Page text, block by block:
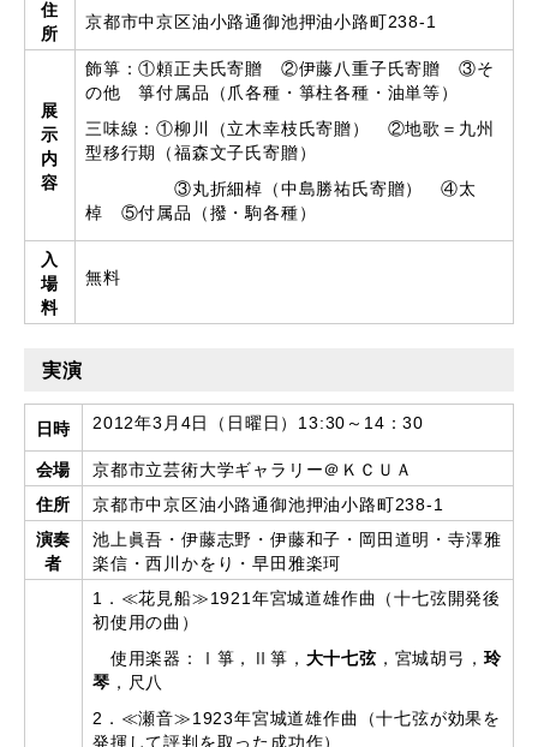
住
所
京都市中京区油小路通御池押油小路町238-1
展
示
内
容
飾箏：①頼正夫氏寄贈 ②伊藤八重子氏寄贈 ③そ
の他 箏付属品（爪各種・箏柱各種・油単等）
三味線：①柳川（立木幸枝氏寄贈） ②地歌＝九州
型移行期（福森文子氏寄贈）
③丸折細棹（中島勝祐氏寄贈） ④太
棹 ⑤付属品（撥・駒各種）
入
場
料
無料
実演
日時 2012年3月4日（日曜日）13:30～14：30
会場
京都市立芸術大学ギャラリー＠ＫＣＵＡ
住所
京都市中京区油小路通御池押油小路町238-1
演奏
者
池上眞吾・伊藤志野・伊藤和子・岡田道明・寺澤雅
楽信・西川かをり・早田雅楽珂
1．≪花見船≫1921年宮城道雄作曲（十七弦開発後
初使用の曲）
使用楽器：Ⅰ箏，Ⅱ箏， 大十七弦，宮城胡弓， 玲
琴 ，尺八
2．≪瀬音≫1923年宮城道雄作曲（十七弦が効果を
発揮して評判を取った成功作）